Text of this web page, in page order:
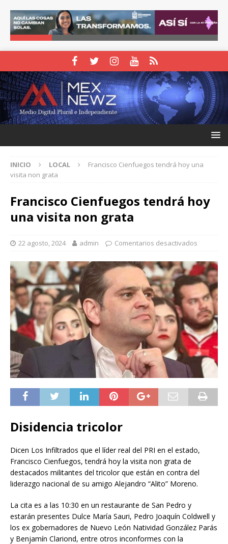
INICIO LOCAL
Francisco Cienfuegos tendrá hoy una
visita non grata
Francisco Cienfuegos tendrá hoy
una visita non grata
22 agosto, 2024 admin Comentarios desactivados
Disidencia tricolor
Dicen Los Infiltrados que el líder real del PRI en el estado,
Francisco Cienfuegos, tendrá hoy la visita non grata de
destacados militantes del tricolor que están en contra del
liderazgo nacional de su amigo Alejandro “Alito” Moreno.
La cita es a las 10:30 en un restaurante de San Pedro y
estarán presentes Dulce María Sauri, Pedro Joaquín Coldwell y
los ex gobernadores de Nuevo León Natividad González Parás
y Benjamín Clariond, entre otros inconformes con la